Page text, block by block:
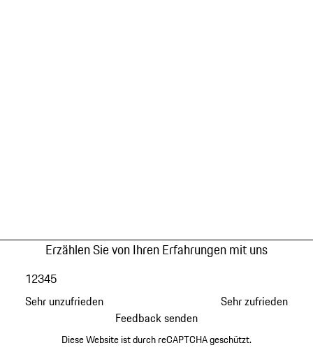
Erzählen Sie von Ihren Erfahrungen mit uns
Sehr unzufrieden
12345
Sehr zufrieden
Feedback senden
Diese Website ist durch reCAPTCHA geschützt.